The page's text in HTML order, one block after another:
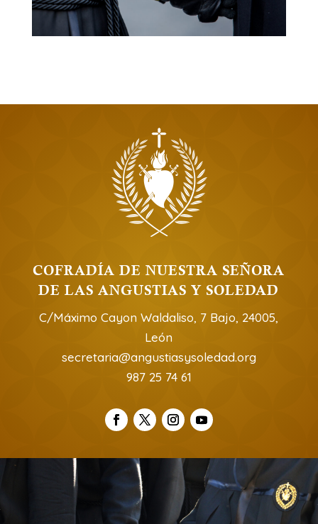
COFRADÍA DE NUESTRA SEÑORA
DE LAS ANGUSTIAS Y SOLEDAD
C/Máximo Cayon Waldaliso, 7 Bajo, 24005,
León
secretaria@angustiasysoledad.org
987 25 74 61